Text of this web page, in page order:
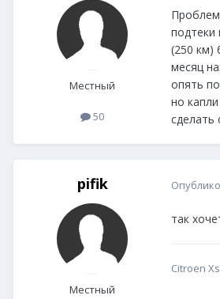
Местный
50
(250 км)
месяц
опять
но
сделать
pifik
Местный
так
Citroen